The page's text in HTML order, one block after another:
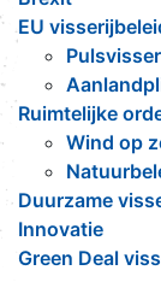
EU
Ruimtelijke
Wind op
Duurzame
Innovatie
Green Deal